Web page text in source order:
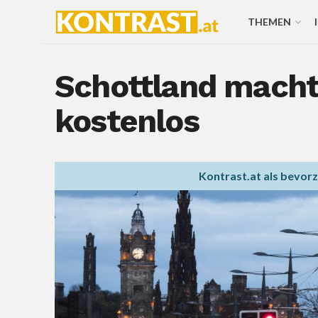
THEMEN
Schottland
kostenlos
Kontrast.at als